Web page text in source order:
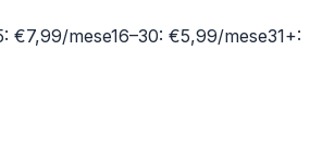
€7,99/mese16–30: €5,99/mese31+: